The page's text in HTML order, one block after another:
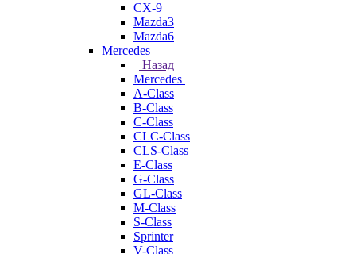
CX-9
Mazda3
Mazda6
Mercedes
Назад
Mercedes
A-Class
B-Class
C-Class
CLC-Class
CLS-Class
E-Class
G-Class
GL-Class
M-Class
S-Class
Sprinter
V-Class